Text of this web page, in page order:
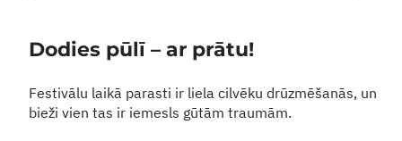
Dodies pūlī – ar prātu!
Festivālu laikā parasti ir liela cilvēku drūzmēšanās, un
bieži vien tas ir iemesls gūtām traumām.